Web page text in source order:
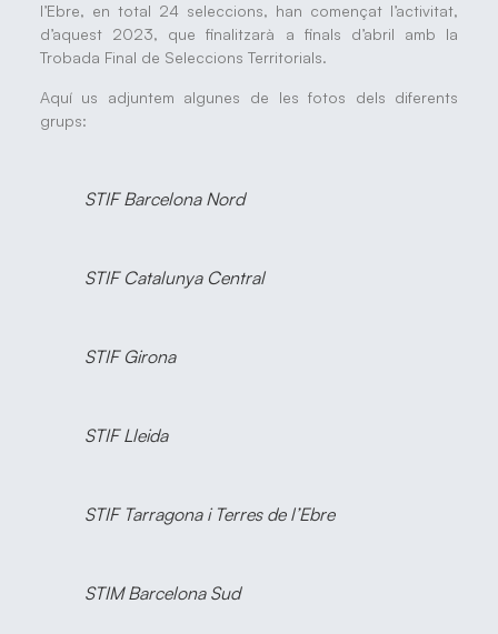
l’Ebre, en total 24 seleccions, han començat l’activitat,
d’aquest 2023, que finalitzarà a finals d’abril amb la
Trobada Final de Seleccions Territorials.
Aquí us adjuntem algunes de les fotos dels diferents
grups:
STIF Barcelona Nord
STIF Catalunya Central
STIF Girona
STIF Lleida
STIF Tarragona i Terres de l’Ebre
STIM Barcelona Sud